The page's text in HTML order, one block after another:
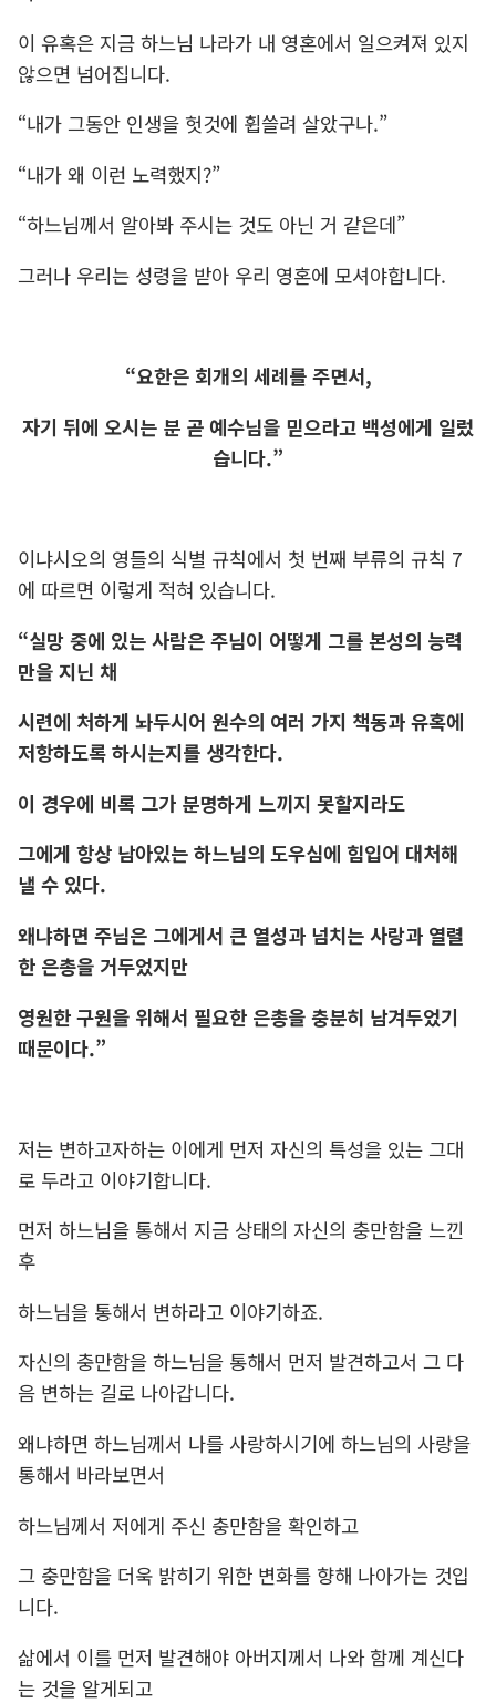
이 유혹은 지금 하느님 나라가 내 영혼에서 일으켜져 있지
않으면 넘어집니다.
“내가 그동안 인생을 헛것에 휩쓸려 살았구나.”
“내가 왜 이런 노력했지?”
“하느님께서 알아봐 주시는 것도 아닌 거 같은데”
그러나 우리는 성령을 받아 우리 영혼에 모셔야합니다.
“요한은 회개의 세례를 주면서,
자기 뒤에 오시는 분 곧 예수님을 믿으라고 백성에게 일렀
습니다.”
이냐시오의 영들의 식별 규칙에서 첫 번째 부류의 규칙 7
에 따르면 이렇게 적혀 있습니다.
“실망 중에 있는 사람은 주님이 어떻게 그를 본성의 능력
만을 지닌 채
시련에 처하게 놔두시어 원수의 여러 가지 책동과 유혹에
저항하도록 하시는지를 생각한다.
이 경우에 비록 그가 분명하게 느끼지 못할지라도
그에게 항상 남아있는 하느님의 도우심에 힘입어 대처해
낼 수 있다.
왜냐하면 주님은 그에게서 큰 열성과 넘치는 사랑과 열렬
한 은총을 거두었지만
영원한 구원을 위해서 필요한 은총을 충분히 남겨두었기
때문이다.”
저는 변하고자하는 이에게 먼저 자신의 특성을 있는 그대
로 두라고 이야기합니다.
먼저 하느님을 통해서 지금 상태의 자신의 충만함을 느낀
후
하느님을 통해서 변하라고 이야기하죠.
자신의 충만함을 하느님을 통해서 먼저 발견하고서 그 다
음 변하는 길로 나아갑니다.
왜냐하면 하느님께서 나를 사랑하시기에 하느님의 사랑을
통해서 바라보면서
하느님께서 저에게 주신 충만함을 확인하고
그 충만함을 더욱 밝히기 위한 변화를 향해 나아가는 것입
니다.
삶에서 이를 먼저 발견해야 아버지께서 나와 함께 계신다
는 것을 알게되고